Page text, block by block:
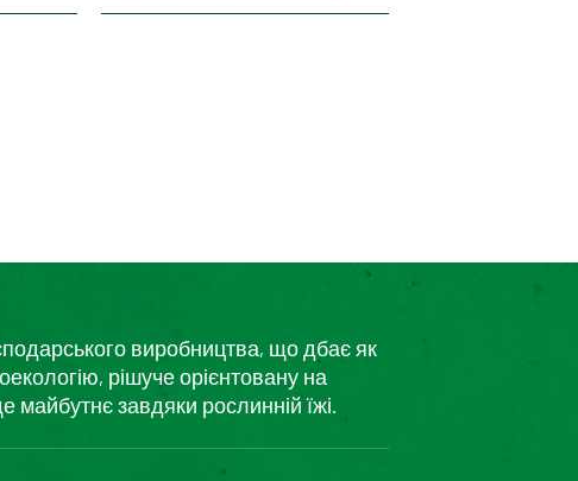
виробництва, що дбає як
рішуче орієнтовану на
завдяки рослинній їжі.